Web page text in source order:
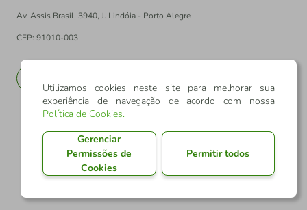
Av. Assis Brasil, 3940, J. Lindóia - Porto Alegre
CEP: 91010-003
Utilizamos cookies neste site para melhorar sua
experiência de navegação de acordo com nossa
Política de Cookies.
Gerenciar
Permissões de
Cookies
Permitir todos